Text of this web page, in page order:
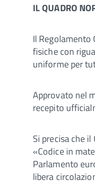
IL QUADRO
Il Regolamento
fisiche con
uniforme per
Approvato nel
recepito
Si precisa che
«Codice in
Parlamento
libera